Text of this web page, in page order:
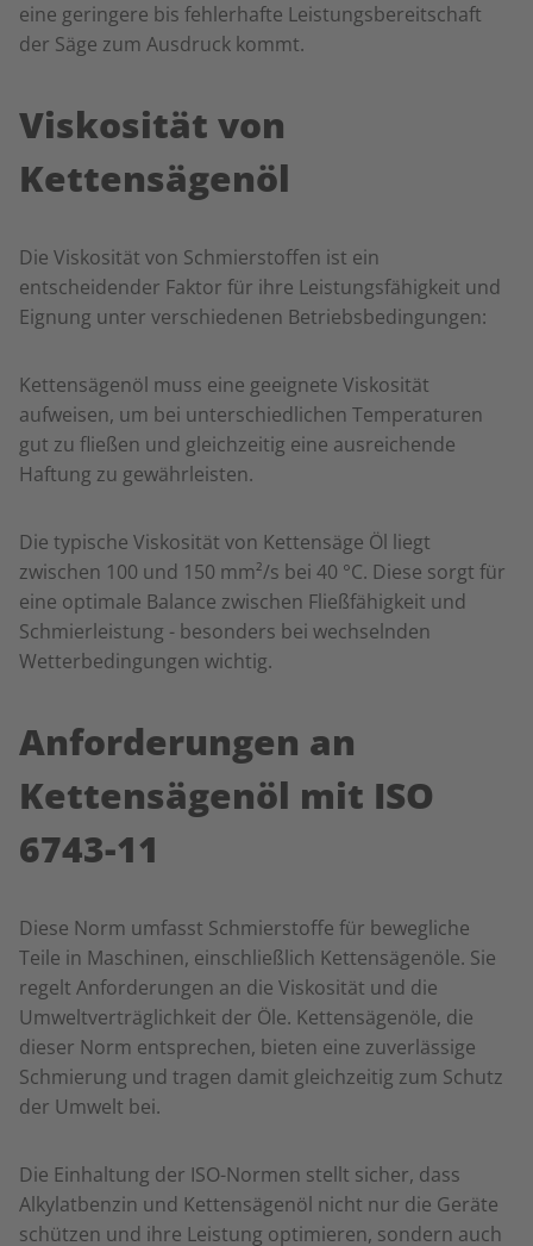
eine geringere bis fehlerhafte Leistungsbereitschaft
der Säge zum Ausdruck kommt.
Viskosität von
Kettensägenöl
Die Viskosität von Schmierstoffen ist ein
entscheidender Faktor für ihre Leistungsfähigkeit und
Eignung unter verschiedenen Betriebsbedingungen:
Kettensägenöl muss eine geeignete Viskosität
aufweisen, um bei unterschiedlichen Temperaturen
gut zu fließen und gleichzeitig eine ausreichende
Haftung zu gewährleisten.
Die typische Viskosität von Kettensäge Öl liegt
zwischen 100 und 150 mm²/s bei 40 °C. Diese sorgt für
eine optimale Balance zwischen Fließfähigkeit und
Schmierleistung - besonders bei wechselnden
Wetterbedingungen wichtig.
Anforderungen an
Kettensägenöl mit ISO
6743-11
Diese Norm umfasst Schmierstoffe für bewegliche
Teile in Maschinen, einschließlich Kettensägenöle. Sie
regelt Anforderungen an die Viskosität und die
Umweltverträglichkeit der Öle. Kettensägenöle, die
dieser Norm entsprechen, bieten eine zuverlässige
Schmierung und tragen damit gleichzeitig zum Schutz
der Umwelt bei.
Die Einhaltung der ISO-Normen stellt sicher, dass
Alkylatbenzin und Kettensägenöl nicht nur die Geräte
schützen und ihre Leistung optimieren, sondern auch